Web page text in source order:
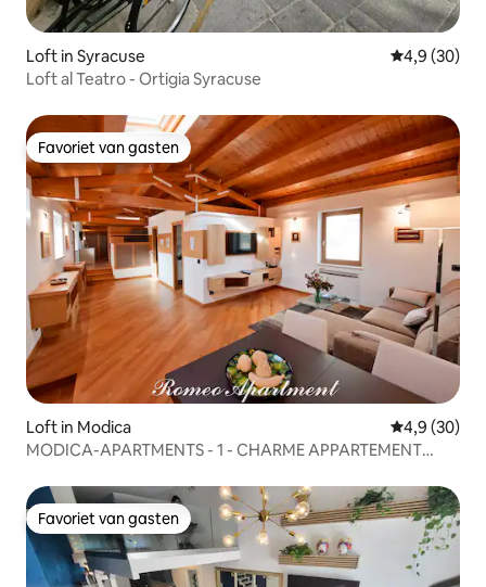
Loft in Syracuse Gemiddelde
4,9 (30)
Loft al Teatro - Ortigia Syracuse
Favoriet van gasten
Favoriet van gasten
Loft in Modica Gemiddelde
4,9 (30)
MODICA-APARTMENTS - 1 - CHARME APPARTEMENT
Favoriet van gasten
Favoriet van gasten